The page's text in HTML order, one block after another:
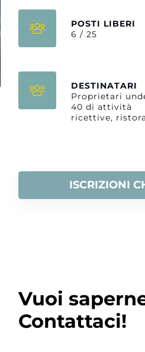
POSTI LIBERI
6 / 25
DESTINATARI
Proprietari
40 di attività
ricettive,
ISCRIZIONI
Vuoi
Contattaci!